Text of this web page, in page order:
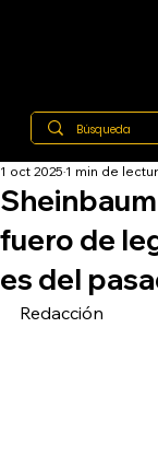
fuero de
es del
1 oct 2025 1 min de
Redacción